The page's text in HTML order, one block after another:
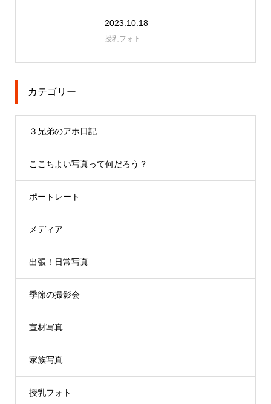
2023.10.18
授乳フォト
カテゴリー
３兄弟のアホ日記
ここちよい写真って何だろう？
ポートレート
メディア
出張！日常写真
季節の撮影会
宣材写真
家族写真
授乳フォト